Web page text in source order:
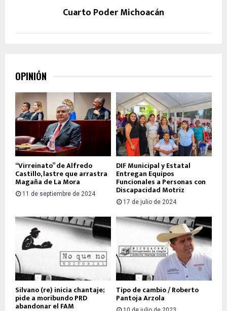
Cuarto Poder Michoacán
OPINIÓN
“Virreinato” de Alfredo
Castillo, lastre que arrastra
Magaña de La Mora
11 de septiembre de 2024
DIF Municipal y Estatal
Entregan Equipos
Funcionales a Personas con
Discapacidad Motriz
17 de julio de 2024
Silvano (re) inicia chantaje;
pide a moribundo PRD
abandonar el FAM
Tipo de cambio / Roberto
Pantoja Arzola